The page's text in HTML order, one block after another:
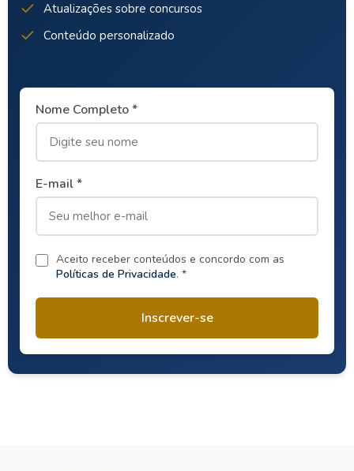
Atualizações sobre concursos
Conteúdo personalizado
Nome Completo *
E-mail *
Aceito receber conteúdos e concordo com as
Políticas de Privacidade. *
Inscrever-se